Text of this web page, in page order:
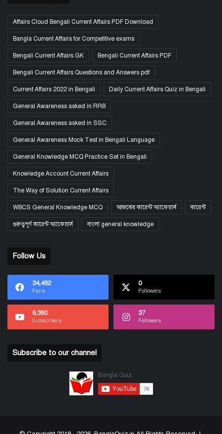
Affairs Cloud Bengali Current Affairs PDF Download
Bangla Current Affairs for Competitive exams
Bengali Current Affairs GK Bengali Current Affairs PDF
Bengali Current Affairs Questions and Answers pdf
Current Affairs 2022 in Bengali Daily Current Affairs Quiz in Bengali
General Awareness asked in RRB
General Awareness asked in SSC
General Awareness Mock Test in Bengali Language
General Knowledge MCQ Practice Set in Bengali
Knowledge Account Current Affairs
The Way of Solution Current Affairs
WBCS General Knowledge MCQ আজকের কারেন্ট অ্যাফেয়ার্স কারেন্ট
গুরুত্বপূর্ণ কারেন্ট অ্যাফেয়ার্স বাংলা general knowledge
Follow Us
34,482
Fans
0
Followers
6,360
Subscribers
37
Followers
Subscribe to our channel